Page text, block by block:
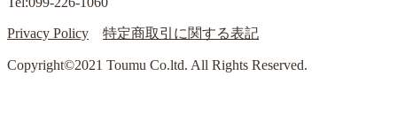
Privacy Policy 特定商取引に関する表記
Copyright©2021 Toumu Co.ltd. All Rights Reserved.